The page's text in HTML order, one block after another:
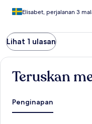
Elisabet, perjalanan 3
Lihat 1 ulasan
Teruskan
Penginapan